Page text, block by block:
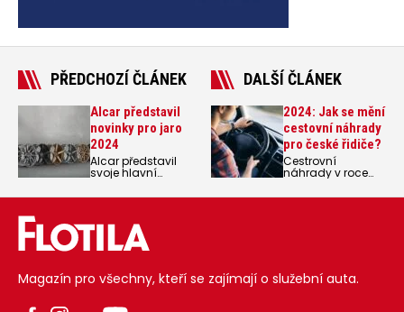
PŘEDCHOZÍ ČLÁNEK
Alcar představil
novinky pro jaro
2024
Alcar představil
svoje hlavní
2024.
DALŠÍ ČLÁNEK
2024: Jak se mění
cestovní náhrady
pro české řidiče?
Cestrovní
náhrady v roce
určitých změn.
automobilu při
Magazín pro všechny, kteří se zajímají o služební auta.